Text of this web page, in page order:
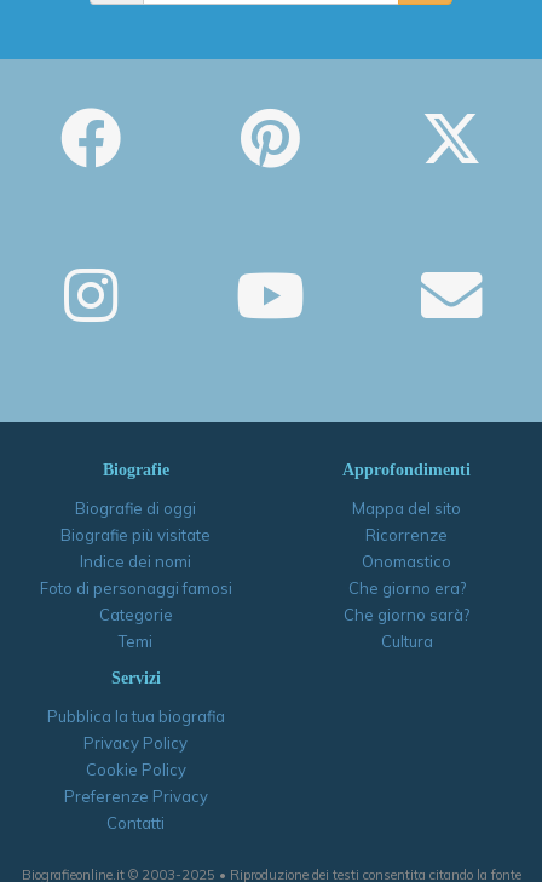
Biografie
Biografie di oggi
Biografie più visitate
Indice dei nomi
Foto di personaggi famosi
Categorie
Temi
Approfondimenti
Mappa del sito
Ricorrenze
Onomastico
Che giorno era?
Che giorno sarà?
Cultura
Servizi
Pubblica la tua biografia
Privacy Policy
Cookie Policy
Preferenze Privacy
Contatti
Biografieonline.it © 2003-2025 • Riproduzione dei testi consentita citando la fonte